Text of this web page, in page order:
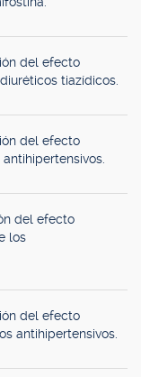
del efecto
tiazídicos.
del efecto
del efecto
los
del efecto
antihipertensivos.